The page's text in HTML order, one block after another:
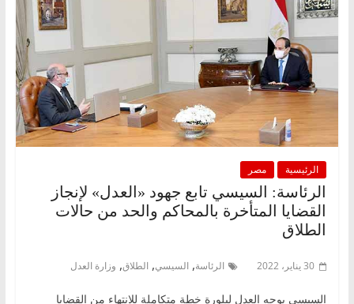
الرئيسية مصر
الرئاسة: السيسي تابع جهود «العدل» لإنجاز
القضايا المتأخرة بالمحاكم والحد من حالات
الطلاق
30 يناير، 2022 الرئاسة, السيسي, الطلاق, وزارة العدل
السيسي يوجه العدل لبلورة خطة متكاملة للانتهاء من القضايا